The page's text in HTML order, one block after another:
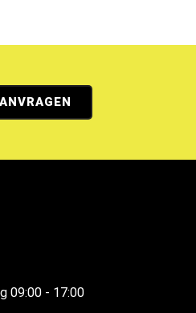
09:00 - 17:00